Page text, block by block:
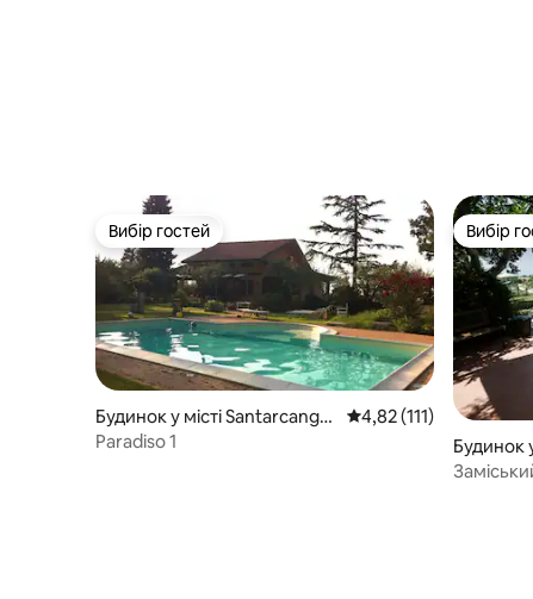
Вибір гостей
Вибір гостей
Будинок у місті Santarcangel
o di Romagna
Середня оцінка: 4,82
4,82 (111)
Paradiso 1
Вибір
Вибір
Будинок
ubicone